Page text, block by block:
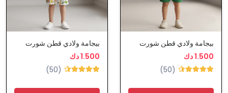
بيجامة ولادي قطن شورت
1.500 دك
(50)
بيجامة ولادي قطن شورت
1.500 دك
(50)